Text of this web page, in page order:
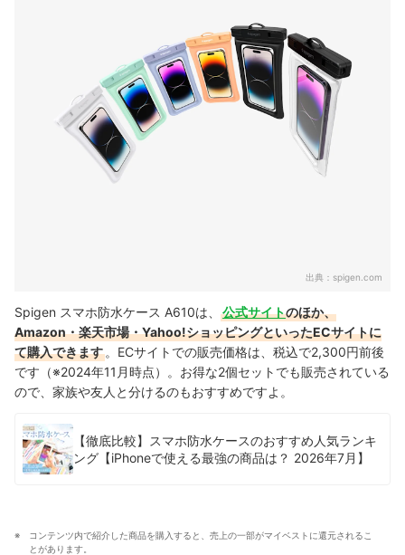
出典： spigen.com
Spigen スマホ防水ケース A610は、 公式サイトのほか、
Amazon・楽天市場・Yahoo!ショッピングといったECサイトに
て購入できます 。ECサイトでの販売価格は、税込で2,300円前後
です（※2024年11月時点）。お得な2個セットでも販売されている
ので、家族や友人と分けるのもおすすめですよ。
【徹底比較】スマホ防水ケースのおすすめ人気ランキ
ング【iPhoneで使える最強の商品は？ 2026年7月】
コンテンツ内で紹介した商品を購入すると、売上の一部がマイベストに還元されるこ
とがあります。